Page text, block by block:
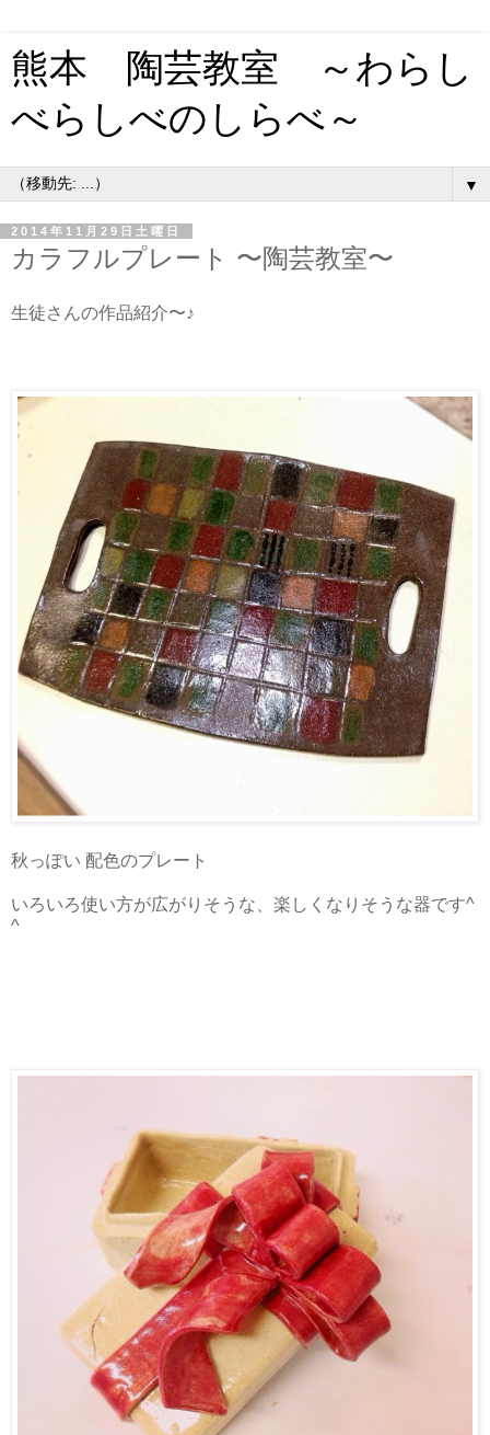
熊本 陶芸教室 ～わらし
べらしべのしらべ～
▼
2014年11月29日土曜日
カラフルプレート 〜陶芸教室〜
生徒さんの作品紹介〜♪
秋っぽい 配色のプレート
いろいろ使い方が広がりそうな、楽しくなりそうな器です^
^